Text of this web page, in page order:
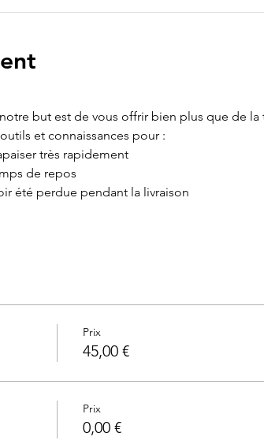
but est de vous offrir bien plus que de la
et connaissances pour :
très rapidement
de repos
été perdue pendant la livraison
Prix
45,00 €
Prix
0,00 €